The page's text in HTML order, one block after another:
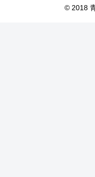
© 2018